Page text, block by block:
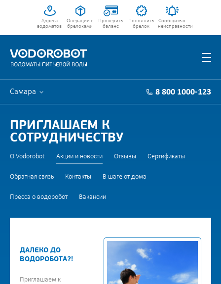
Адреса
водоматов
Операции с
брелоками
Проверить
баланс
Пополнить
брелок
Сообщить о
неисправности
Самара 8 800 1000-123
ПРИГЛАШАЕМ К
СОТРУДНИЧЕСТВУ
О Vodorobot Акции и новости Отзывы Сертификаты
Обратная связь Контакты В шаге от дома
Пресса о водоробот Вакансии
ДАЛЕКО ДО
ВОДОРОБОТА?!
Приглашаем к